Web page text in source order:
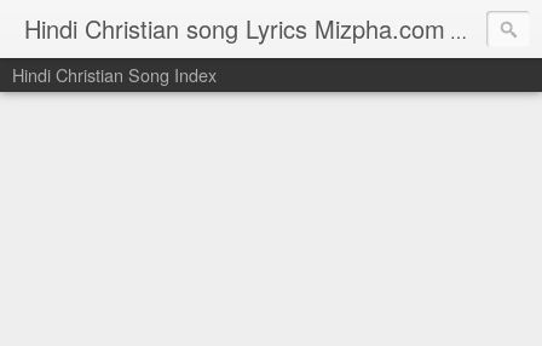
Hindi Christian song Lyrics Mizpha.com Hindi
Hindi Christian Song Index